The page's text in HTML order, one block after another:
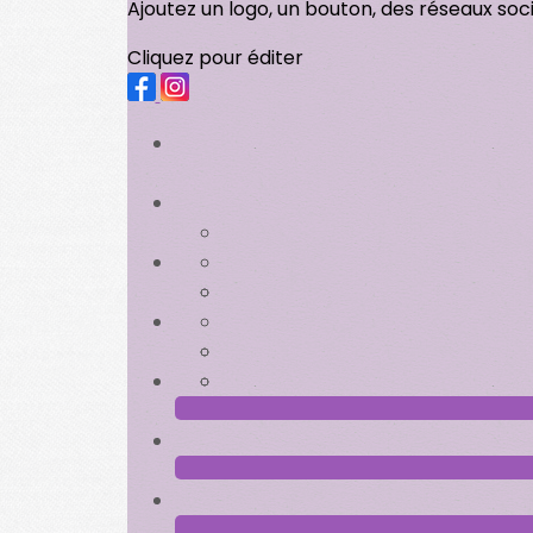
Ajoutez un logo, un bouton, des réseaux
Cliquez pour éditer